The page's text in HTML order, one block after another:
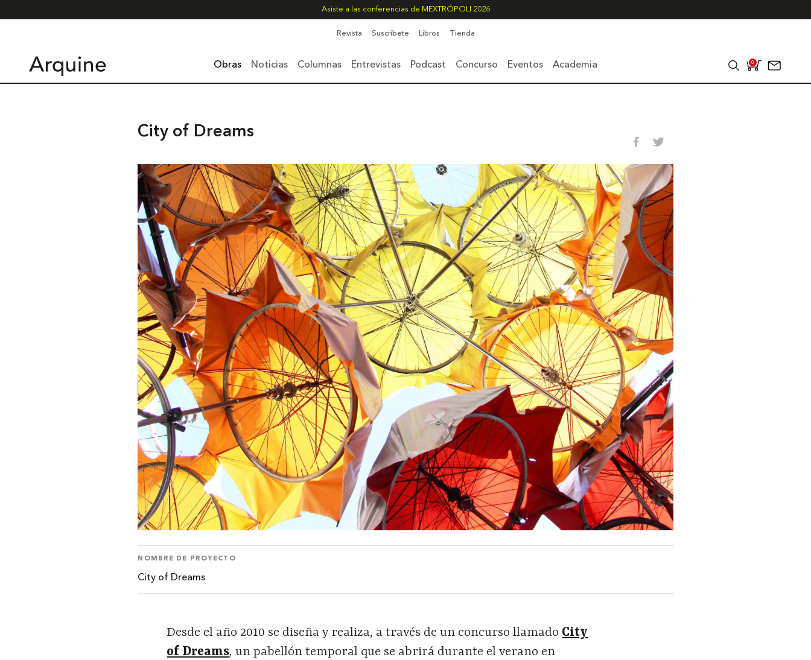
Asiste a las conferencias de MEXTRÓPOLI 2026
Revista Suscríbete Libros Tienda
Obras Noticias Columnas Entrevistas Podcast Concurso Eventos Academia 0
City of Dreams
NOMBRE DE PROYECTO
City of Dreams
Desde el año 2010 se diseña y realiza, a través de un concurso llamado City
of Dreams, un pabellón temporal que se abrirá durante el verano en